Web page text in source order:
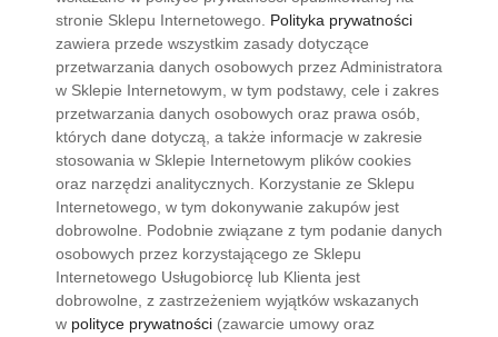
stronie Sklepu Internetowego. Polityka prywatności
zawiera przede wszystkim zasady dotyczące
przetwarzania danych osobowych przez Administratora
w Sklepie Internetowym, w tym podstawy, cele i zakres
przetwarzania danych osobowych oraz prawa osób,
których dane dotyczą, a także informacje w zakresie
stosowania w Sklepie Internetowym plików cookies
oraz narzędzi analitycznych. Korzystanie ze Sklepu
Internetowego, w tym dokonywanie zakupów jest
dobrowolne. Podobnie związane z tym podanie danych
osobowych przez korzystającego ze Sklepu
Internetowego Usługobiorcę lub Klienta jest
dobrowolne, z zastrzeżeniem wyjątków wskazanych
w polityce prywatności (zawarcie umowy oraz